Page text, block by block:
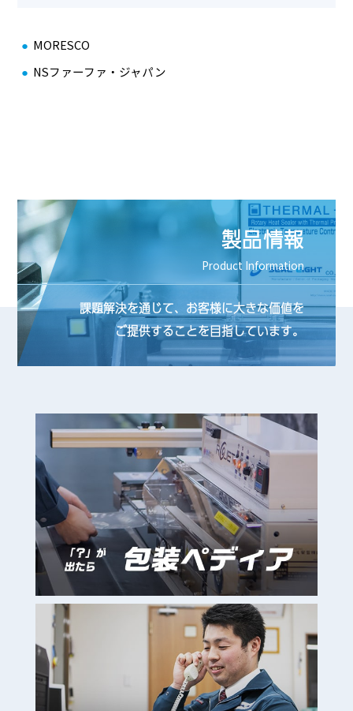
MORESCO
NSファーファ・ジャパン
製品情報
Product Information
課題解決を通じて、お客様に大きな価値を
ご提供することを目指しています。